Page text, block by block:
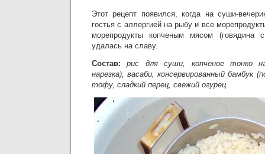
Этот рецепт появился, когда на суши-
гостья с аллергией на рыбу и все
морепродукты копченым мясом (говядина
удалась на славу.
Состав:рис для суши, копченое тонко
нарезка), васаби, консервированный бамбук
тофу, сладкий перец, свежий огурец.